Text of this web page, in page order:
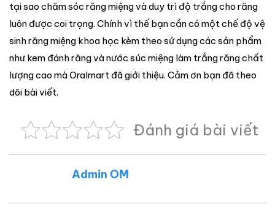
tại sao chăm sóc răng miệng và duy trì độ trắng cho răng
luôn được coi trọng. Chính vì thế bạn cần có một chế độ vệ
sinh răng miệng khoa học kèm theo sử dụng các sản phẩm
như kem đánh răng và nước súc miệng làm trắng răng chất
lượng cao mà Oralmart đã giới thiệu. Cảm ơn bạn đã theo
dõi bài viết.
Đánh giá bài viết
Admin OM